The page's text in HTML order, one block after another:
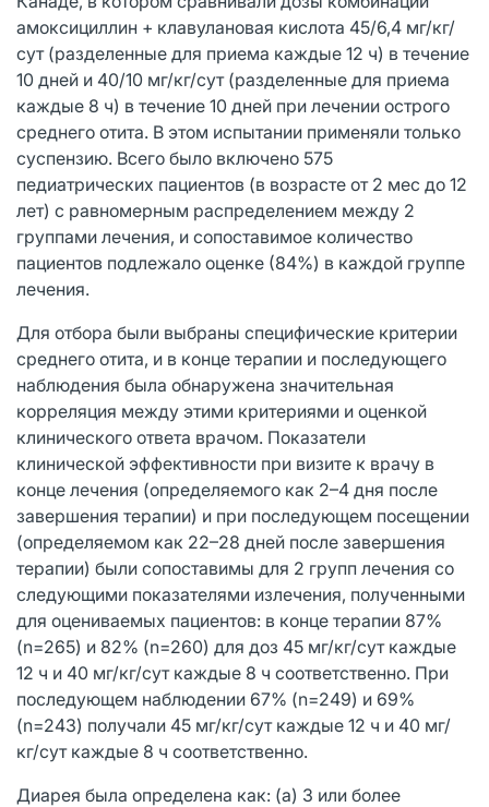
амоксициллин + клавулановая кислота 45/6,4 мг/кг/
сут (разделенные для приема каждые 12 ч) в течение
10 дней и 40/10 мг/кг/сут (разделенные для приема
каждые 8 ч) в течение 10 дней при лечении острого
среднего отита. В этом испытании применяли только
суспензию. Всего было включено 575
педиатрических пациентов (в возрасте от 2 мес до 12
лет) с равномерным распределением между 2
группами лечения, и сопоставимое количество
пациентов подлежало оценке (84%) в каждой группе
лечения.
Для отбора были выбраны специфические критерии
среднего отита, и в конце терапии и последующего
наблюдения была обнаружена значительная
корреляция между этими критериями и оценкой
клинического ответа врачом. Показатели
клинической эффективности при визите к врачу в
конце лечения (определяемого как 2–4 дня после
завершения терапии) и при последующем посещении
(определяемом как 22–28 дней после завершения
терапии) были сопоставимы для 2 групп лечения со
следующими показателями излечения, полученными
для оцениваемых пациентов: в конце терапии 87%
(n=265) и 82% (n=260) для доз 45 мг/кг/сут каждые
12 ч и 40 мг/кг/сут каждые 8 ч соответственно. При
последующем наблюдении 67% (n=249) и 69%
(n=243) получали 45 мг/кг/сут каждые 12 ч и 40 мг/
кг/сут каждые 8 ч соответственно.
Диарея была определена как: (а) 3 или более